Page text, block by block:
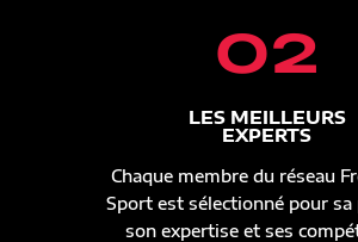
02
LES MEILLEURS
EXPERTS
Chaque membre du réseau
Sport est sélectionné pour sa
son expertise et ses